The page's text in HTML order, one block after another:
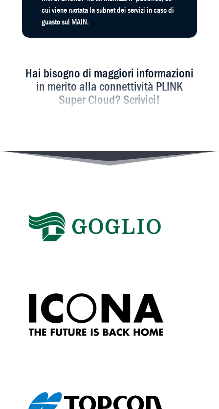
cui viene ruotata la subnet dei servizi in caso di
guasto sul MAIN.
Hai bisogno di maggiori informazioni
in merito alla connettività PLINK
Super Cloud? Scrivici!